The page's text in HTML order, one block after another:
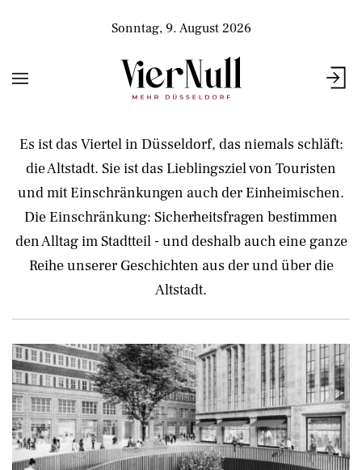
Sonntag, 9. August 2026
Es ist das Viertel in Düsseldorf, das niemals schläft:
die Altstadt. Sie ist das Lieblingsziel von Touristen
und mit Einschränkungen auch der Einheimischen.
Die Einschränkung: Sicherheitsfragen bestimmen
den Alltag im Stadtteil - und deshalb auch eine ganze
Reihe unserer Geschichten aus der und über die
Altstadt.